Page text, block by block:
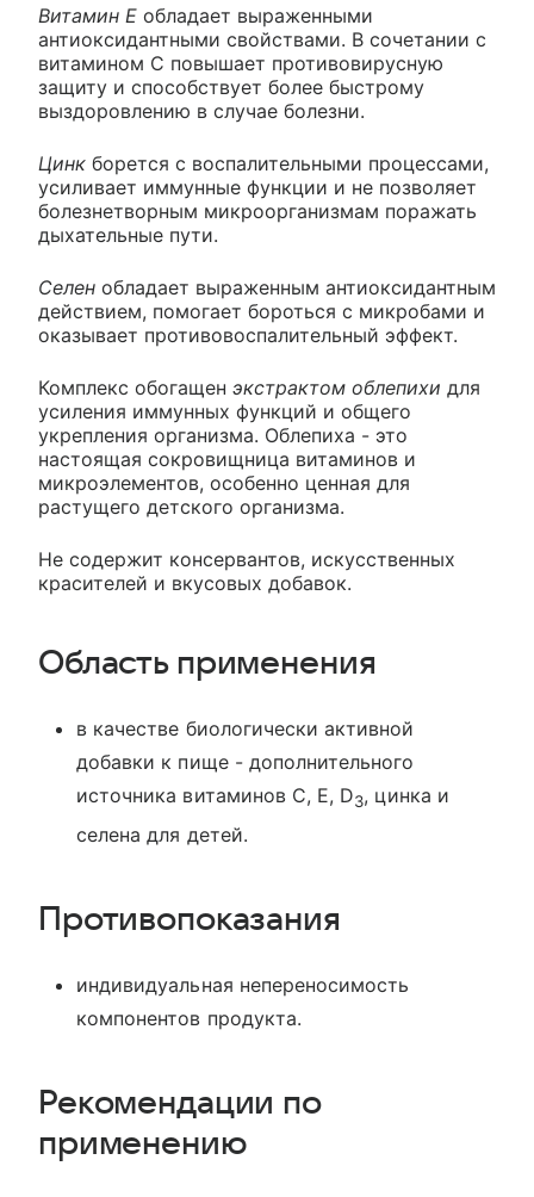
Витамин Е обладает выраженными
антиоксидантными свойствами. В сочетании с
витамином С повышает противовирусную
защиту и способствует более быстрому
выздоровлению в случае болезни.
Цинк борется с воспалительными процессами,
усиливает иммунные функции и не позволяет
болезнетворным микроорганизмам поражать
дыхательные пути.
Селен обладает выраженным антиоксидантным
действием, помогает бороться с микробами и
оказывает противовоспалительный эффект.
Комплекс обогащен экстрактом облепихи для
усиления иммунных функций и общего
укрепления организма. Облепиха - это
настоящая сокровищница витаминов и
микроэлементов, особенно ценная для
растущего детского организма.
Не содержит консервантов, искусственных
красителей и вкусовых добавок.
Область применения
в качестве биологически активной
добавки к пище - дополнительного
источника витаминов С, Е, D3, цинка и
селена для детей.
Противопоказания
индивидуальная непереносимость
компонентов продукта.
Рекомендации по
применению